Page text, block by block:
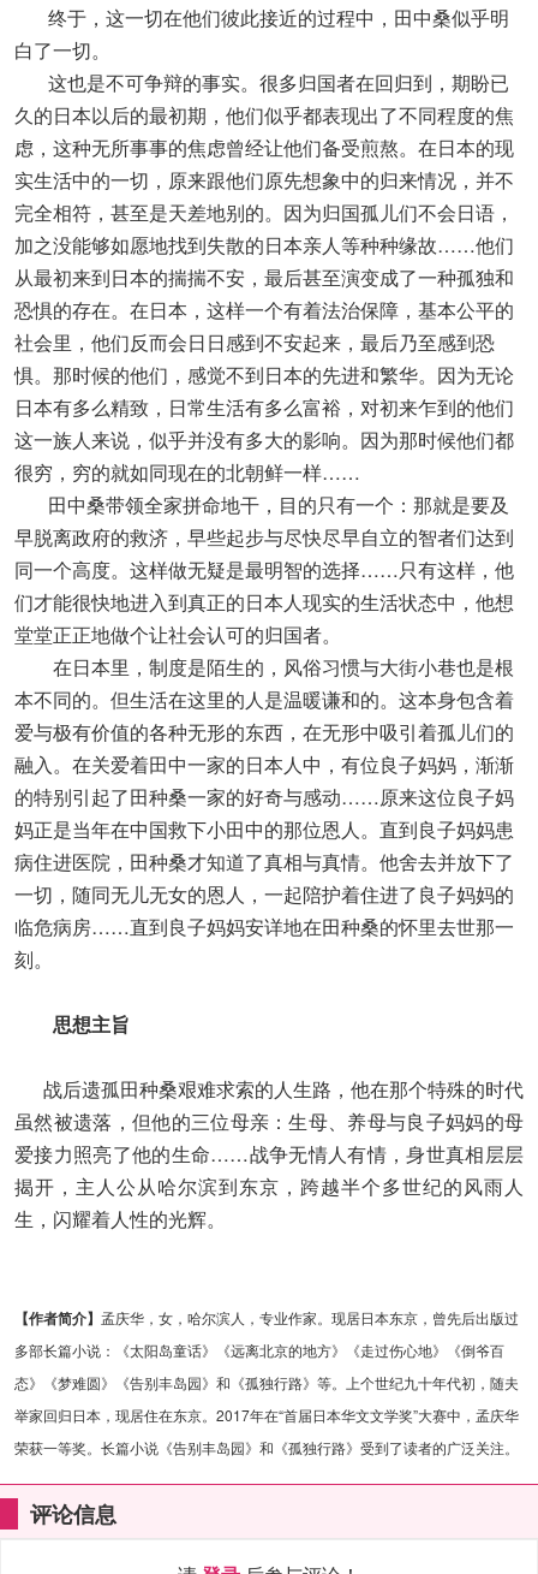
终于，这一切在他们彼此接近的过程中，田中桑似乎明
白了一切。
这也是不可争辩的事实。很多归国者在回归到，期盼已
久的日本以后的最初期，他们似乎都表现出了不同程度的焦
虑，这种无所事事的焦虑曾经让他们备受煎熬。在日本的现
实生活中的一切，原来跟他们原先想象中的归来情况，并不
完全相符，甚至是天差地别的。因为归国孤儿们不会日语，
加之没能够如愿地找到失散的日本亲人等种种缘故……他们
从最初来到日本的揣揣不安，最后甚至演变成了一种孤独和
恐惧的存在。在日本，这样一个有着法治保障，基本公平的
社会里，他们反而会日日感到不安起来，最后乃至感到恐
惧。那时候的他们，感觉不到日本的先进和繁华。因为无论
日本有多么精致，日常生活有多么富裕，对初来乍到的他们
这一族人来说，似乎并没有多大的影响。因为那时候他们都
很穷，穷的就如同现在的北朝鲜一样……
田中桑带领全家拼命地干，目的只有一个：那就是要及
早脱离政府的救济，早些起步与尽快尽早自立的智者们达到
同一个高度。这样做无疑是最明智的选择……只有这样，他
们才能很快地进入到真正的日本人现实的生活状态中，他想
堂堂正正地做个让社会认可的归国者。
在日本里，制度是陌生的，风俗习惯与大街小巷也是根
本不同的。但生活在这里的人是温暖谦和的。这本身包含着
爱与极有价值的各种无形的东西，在无形中吸引着孤儿们的
融入。在关爱着田中一家的日本人中，有位良子妈妈，渐渐
的特别引起了田种桑一家的好奇与感动……原来这位良子妈
妈正是当年在中国救下小田中的那位恩人。直到良子妈妈患
病住进医院，田种桑才知道了真相与真情。他舍去并放下了
一切，随同无儿无女的恩人，一起陪护着住进了良子妈妈的
临危病房……直到良子妈妈安详地在田种桑的怀里去世那一
刻。
思想主旨
战后遗孤田种桑艰难求索的人生路，他在那个特殊的时代
虽然被遗落，但他的三位母亲：生母、养母与良子妈妈的母
爱接力照亮了他的生命……战争无情人有情，身世真相层层
揭开，主人公从哈尔滨到东京，跨越半个多世纪的风雨人
生，闪耀着人性的光辉。
【作者简介】 孟庆华，女，哈尔滨人，专业作家。现居日本东京，曾先后出版过
多部长篇小说：《太阳岛童话》《远离北京的地方》《走过伤心地》《倒爷百
态》《梦难圆》《告别丰岛园》和《孤独行路》等。上个世纪九十年代初，随夫
举家回归日本，现居住在东京。2017年在“首届日本华文文学奖”大赛中，孟庆华
荣获一等奖。长篇小说《告别丰岛园》和《孤独行路》受到了读者的广泛关注。
评论信息